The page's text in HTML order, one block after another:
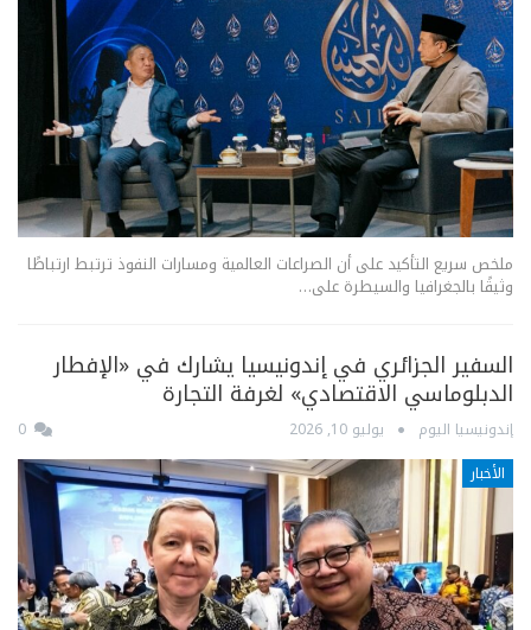
ملخص سريع التأكيد على أن الصراعات العالمية ومسارات النفوذ ترتبط ارتباطًا
وثيقًا بالجغرافيا والسيطرة على…
السفير الجزائري في إندونيسيا يشارك في «الإفطار
الدبلوماسي الاقتصادي» لغرفة التجارة
إندونيسيا اليوم يوليو 10, 2026
الأخبار